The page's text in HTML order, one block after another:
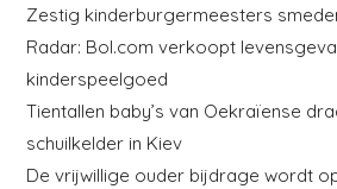
Zestig kinderburgermeesters
Radar: Bol.com verkoopt
kinderspeelgoed
Tientallen baby’s van Oekraïense
schuilkelder in Kiev
De vrijwillige ouder bijdrage wordt